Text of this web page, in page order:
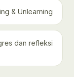
& Unlearning
dan refleksi